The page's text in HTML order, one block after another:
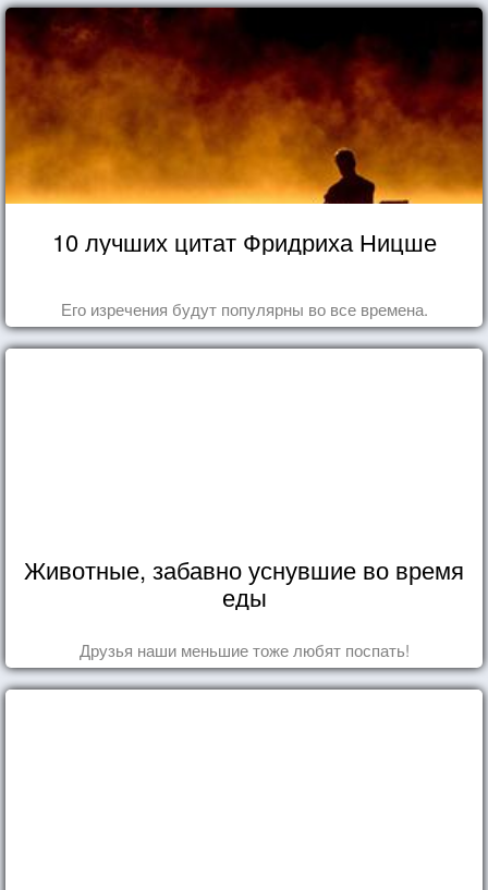
10 лучших цитат Фридриха Ницше
Его изречения будут популярны во все времена.
Животные, забавно уснувшие во время
еды
Друзья наши меньшие тоже любят поспать!